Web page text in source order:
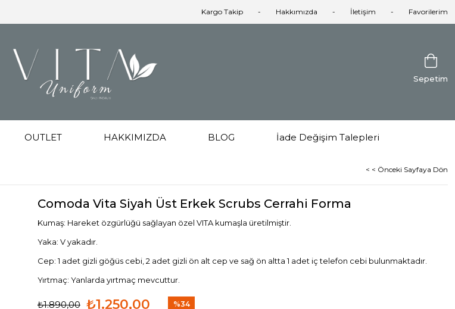
Kargo Takip Hakkımızda İletişim Favorilerim
Sepetim
OUTLET HAKKIMIZDA BLOG İade Değişim Talepleri
< < Önceki Sayfaya Dön
Comoda Vita Siyah Üst Erkek Scrubs Cerrahi Forma
Kumaş: Hareket özgürlüğü sağlayan özel VITA kumaşla üretilmiştir.
Yaka: V yakadır.
Cep: 1 adet gizli göğüs cebi, 2 adet gizli ön alt cep ve sağ ön altta 1 adet iç telefon cebi bulunmaktadır.
Yırtmaç: Yanlarda yırtmaç mevcuttur.
₺1.890,00 ₺1.250,00 %34